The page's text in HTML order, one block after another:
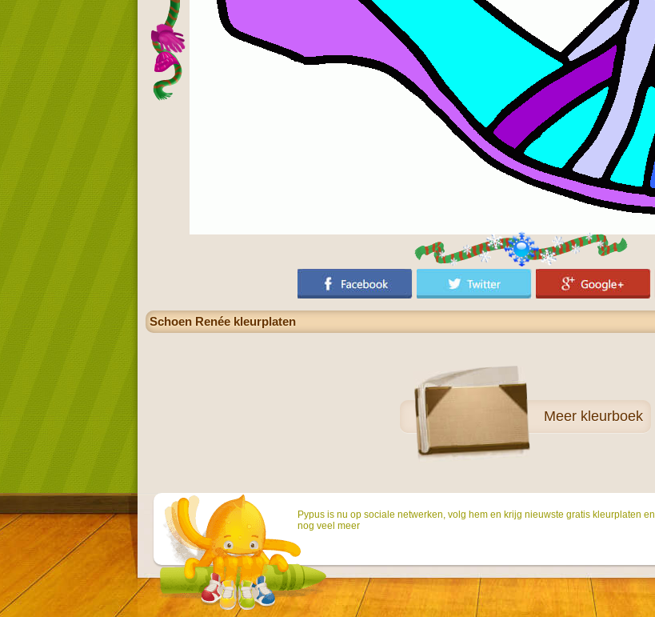
Schoen Renée kleurplaten
Meer kleurboek
Pypus is nu op sociale netwerken, volg hem en krijg nieuwste gratis kleurplaten en
nog veel meer